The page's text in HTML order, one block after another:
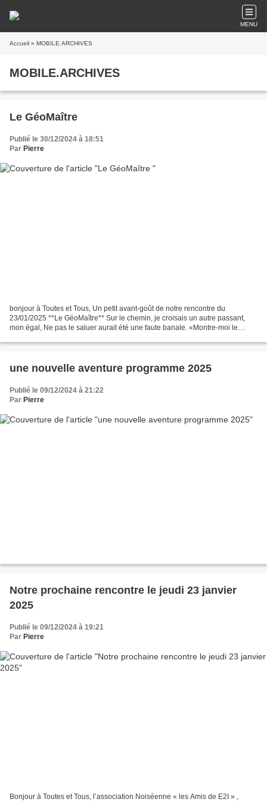
MENU
Accueil » MOBILE.ARCHIVES
MOBILE.ARCHIVES
Le GéoMaître
Publié le 30/12/2024 à 18:51
Par Pierre
bonjour à Toutes et Tous, Un petit avant-goût de notre rencontre du
23/01/2025 **Le GéoMaître** Sur le chemin, je croisais un autre passant,
mon égal, Ne pas le saluer aurait été une faute banale. «Montre-moi le
une nouvelle aventure programme 2025
Publié le 09/12/2024 à 21:22
Par Pierre
Notre prochaine rencontre le jeudi 23 janvier
2025
Publié le 09/12/2024 à 19:21
Par Pierre
Bonjour à Toutes et Tous, l’association Noiséenne « les Amis de E2I » ,